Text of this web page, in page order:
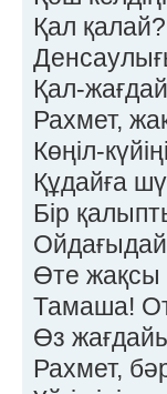
Қал
Қал-
Рахмет,
Көңіл-
Құдайға
Бір
Өте
Тамаша!
Өз
Рахмет,